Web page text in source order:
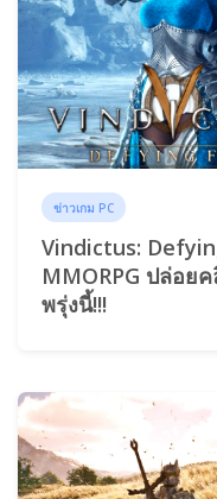
ข่าวเกม PC
Vindictus:
MMORPG ปล่อย
พรุ่งนี้!!!